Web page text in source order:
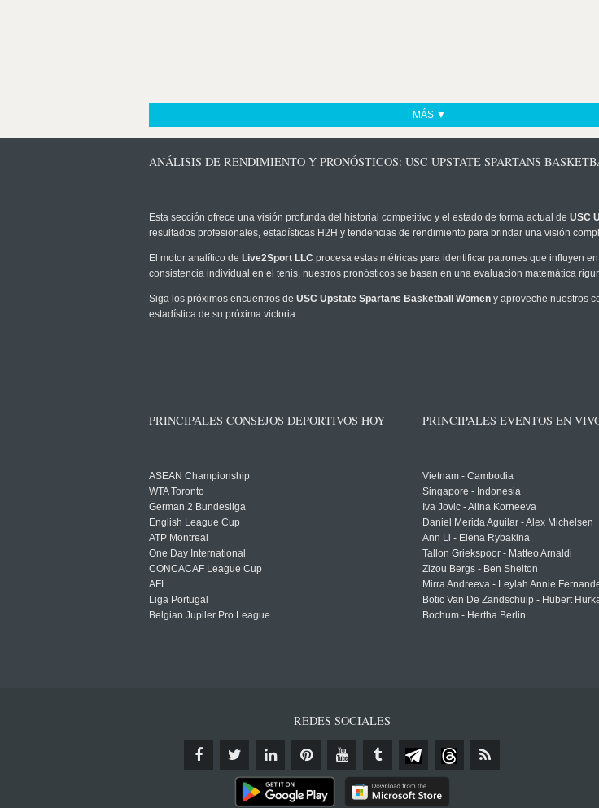
MÁS ▼
ANÁLISIS DE RENDIMIENTO Y PRONÓSTICOS: USC UPSTATE SPARTANS
Esta sección ofrece una visión profunda del historial competitivo y el estado de forma actual de USC
resultados profesionales, estadísticas H2H y tendencias de rendimiento para brindar una visión
El motor analítico de Live2Sport LLC procesa estas métricas para identificar patrones que influyen
consistencia individual en el tenis, nuestros pronósticos se basan en una evaluación matemática
Siga los próximos encuentros de USC Upstate Spartans Basketball Women y aproveche nuestros
estadística de su próxima victoria.
PRINCIPALES CONSEJOS DEPORTIVOS HOY
ASEAN Championship
WTA Toronto
German 2 Bundesliga
English League Cup
ATP Montreal
One Day International
CONCACAF League Cup
AFL
Liga Portugal
Belgian Jupiler Pro League
PRINCIPALES EVENTOS EN
Vietnam - Cambodia
Singapore - Indonesia
Iva Jovic - Alina Korneeva
Daniel Merida Aguilar - Alex Michelsen
Ann Li - Elena Rybakina
Tallon Griekspoor - Matteo Arnaldi
Zizou Bergs - Ben Shelton
Mirra Andreeva - Leylah Annie
Botic Van De Zandschulp - Hubert
Bochum - Hertha Berlin
REDES SOCIALES